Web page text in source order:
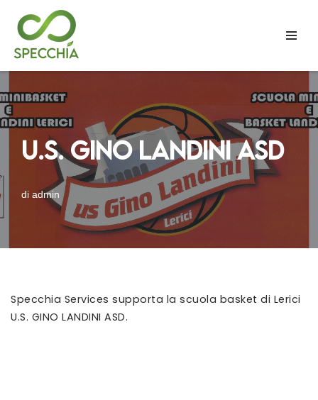
Vai
al
U.S. GINO LANDINI ASD
di admin
Specchia Services supporta la scuola basket di Lerici
U.S. GINO LANDINI ASD.